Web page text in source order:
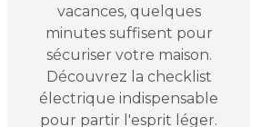
vacances, quelques
minutes suffisent pour
sécuriser votre maison.
Découvrez la checklist
électrique indispensable
pour partir l'esprit léger.